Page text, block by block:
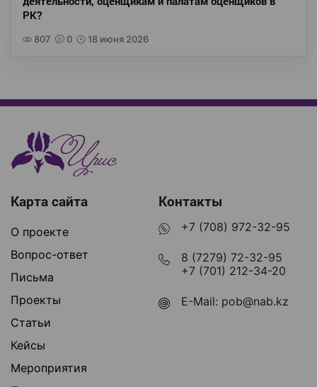
РК?
807 0 18 июня 2026
Карта сайта
О проекте
Вопрос-ответ
Письма
Проекты
Статьи
Кейсы
Мероприятия
Контакты
+7 (708) 972-32-95
8 (7279) 72-32-95
+7 (701) 212-34-20
E-Mail: pob@nab.kz